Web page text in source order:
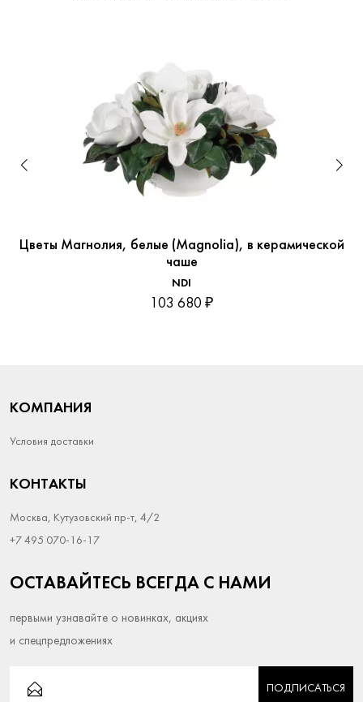
Цветы Магнолия, белые (Magnolia), в керамической
чаше
NDI
103 680 ₽
КОМПАНИЯ
Условия доставки
КОНТАКТЫ
Москва, Кутузовский пр-т, 4/2
+7 495 070-16-17
ОСТАВАЙТЕСЬ ВСЕГДА С НАМИ
первыми узнавайте о новинках, акциях
и спецпредложениях
ПОДПИСАТЬСЯ